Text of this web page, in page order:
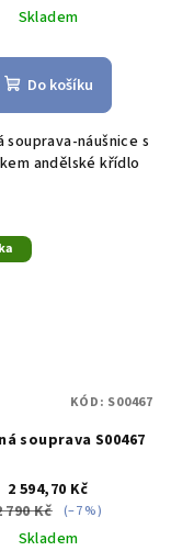
Skladem
Do košíku
souprava-náušnice s
andělské křídlo
souprava S00467
2 594,70 Kč
790 Kč (–7 %)
Skladem
KÓD: S00467